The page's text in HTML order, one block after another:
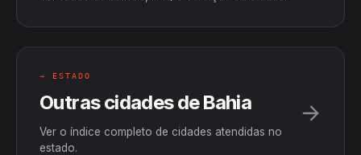
→ ESTADO
Outras cidades de Bahia
Ver o índice completo de cidades atendidas no
estado.